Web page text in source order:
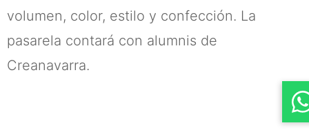
volumen, color, estilo y confección. La
pasarela contará con alumnis de
Creanavarra.